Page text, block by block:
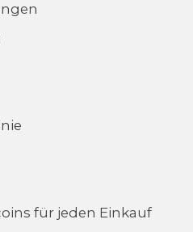
für jeden Einkauf